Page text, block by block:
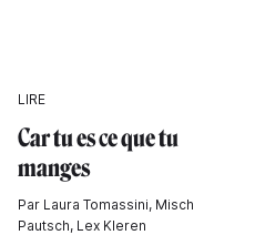
LIRE
Car tu es ce que tu
manges
Par Laura Tomassini, Misch
Pautsch, Lex Kleren